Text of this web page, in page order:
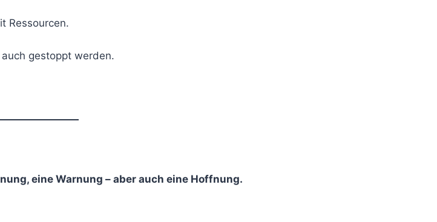
Ressourcen.
gestoppt werden.
eine Warnung – aber auch eine Hoffnung.